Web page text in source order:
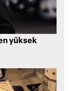
yüksek